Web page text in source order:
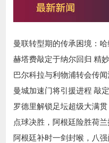
赫塔费敲定于纳尔回归 精
曼城加速门将引援进程 敲
罗德里解锁足坛超级大满
点球决胜，阿根廷险胜荷
阿根廷补时一剑封喉，八